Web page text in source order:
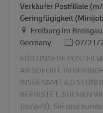
Verkäufer Postfiliale
Geringfügigkeit
สถานที่
Freiburg im
Germany
Posted07/21/
FÜR UNSERE
AB SOFORT, IN
INSGESAMT 4,0
BEFRISTET, SUCHEN
(m/w/d). Sie sind